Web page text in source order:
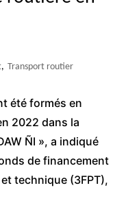
, Transport routier
été formés en
2022 dans la
ÑI », a indiqué
de financement
technique (3FPT),